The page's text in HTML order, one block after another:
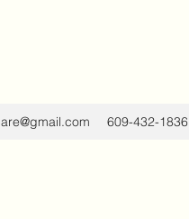
609-432-1836